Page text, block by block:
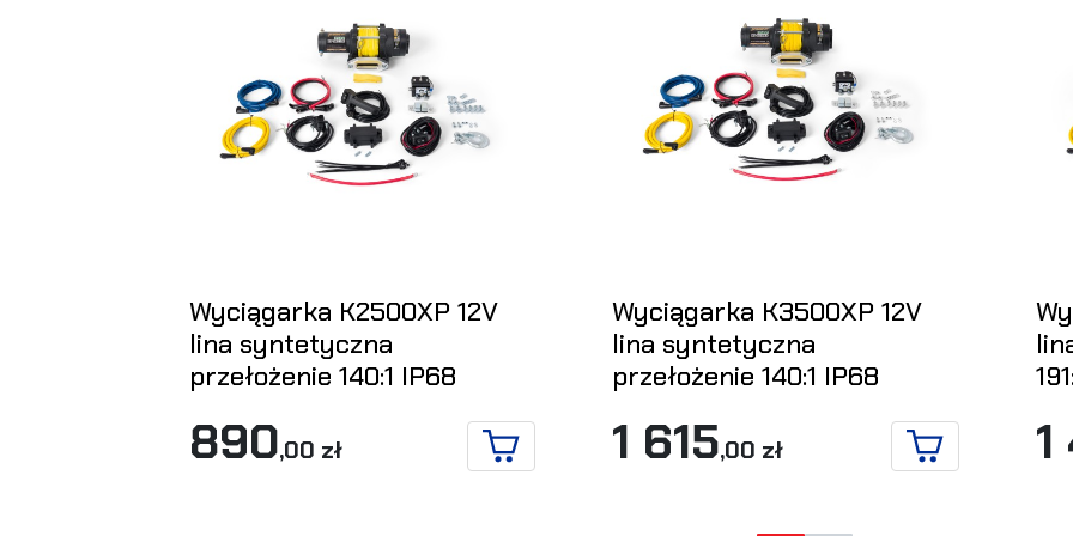
Wyciągarka K2500XP 12V
lina syntetyczna
przełożenie 140:1 IP68
890,00 zł
DO KOSZYKA
Wyciągarka K3500XP 12V
lina syntetyczna
przełożenie 140:1 IP68
1 615,00 zł
DO KOSZYKA